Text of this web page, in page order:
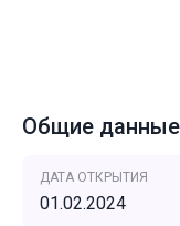
Общие данные
ДАТА ОТКРЫТИЯ
01.02.2024